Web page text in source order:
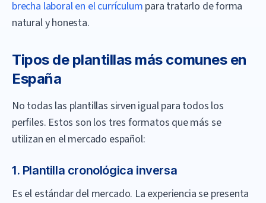
brecha laboral en el currículum para tratarlo de forma
natural y honesta.
Tipos de plantillas más comunes en
España
No todas las plantillas sirven igual para todos los
perfiles. Estos son los tres formatos que más se
utilizan en el mercado español:
1. Plantilla cronológica inversa
Es el estándar del mercado. La experiencia se presenta